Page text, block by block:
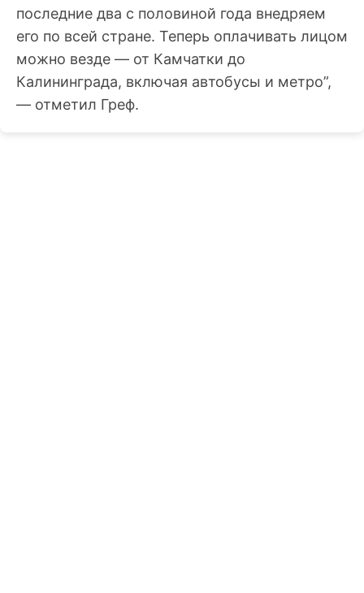
последние два с половиной года внедряем
его по всей стране. Теперь оплачивать лицом
можно везде — от Камчатки до
Калининграда, включая автобусы и метро”,
— отметил Греф.